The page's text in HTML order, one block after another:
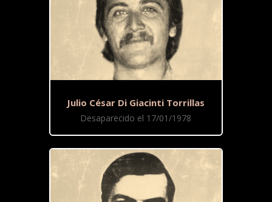
Julio César Di Giacinti Torrillas
Desaparecido el 17/01/1978